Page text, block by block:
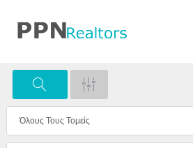
Όλους Τους Τομείς